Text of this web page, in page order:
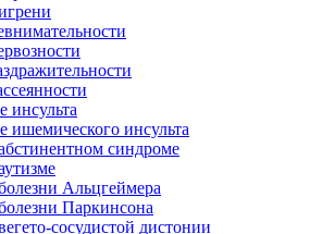
инсульта
ишемического инсульта
синдроме
Альцгеймера
Паркинсона
сосудистой дистонии